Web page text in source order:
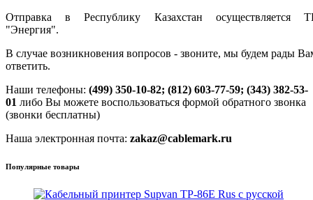
Отправка в Республику Казахстан осуществляется
"Энергия".
В случае возникновения вопросов - звоните, мы будем рады
ответить.
Наши телефоны: (499) 350-10-82; (812) 603-77-59; (343) 382-53-
01 либо Вы можете воспользоваться формой обратного звонка
(звонки бесплатны)
Наша электронная почта: zakaz@cablemark.ru
Популярные товары